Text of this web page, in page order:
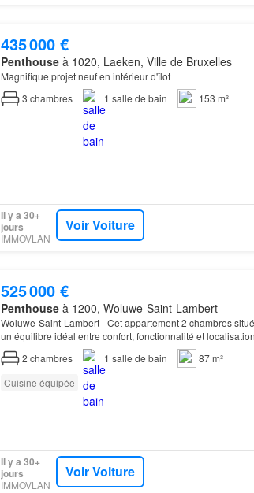
435 000 €
Penthouseà 1020, Laeken, Ville de Bruxelles
Magnifique projet neuf en intérieur d'îlot
3 chambres 1 salle de bain 153 m²
Il y a 30+
jours
IMMOVLAN
Voir Voiture
525 000 €
Penthouseà 1200, Woluwe-Saint-Lambert
Woluwe-Saint-Lambert - Cet appartement 2 chambres
un équilibre idéal entre confort, fonctionnalité et
2 chambres 1 salle de bain
87 m²
Cuisine équipée
Il y a 30+
jours
IMMOVLAN
Voir Voiture